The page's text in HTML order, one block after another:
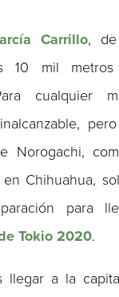
Carrillo,
10 mil
cualquier
Norogachi,
en Chihuahua,
para
Tokio 2020.
llegar a la